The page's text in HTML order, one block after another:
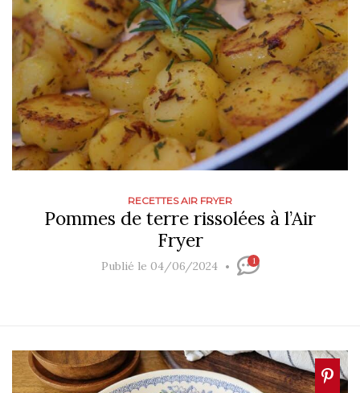
RECETTES AIR FRYER
Pommes de terre rissolées à l’Air
Fryer
Publié le 04/06/2024 1